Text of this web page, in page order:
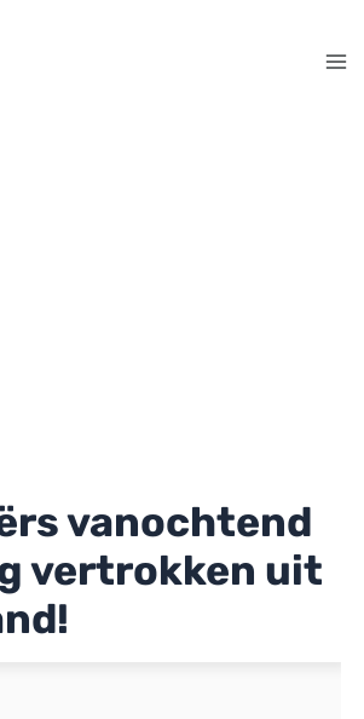
vanochtend
vertrokken uit